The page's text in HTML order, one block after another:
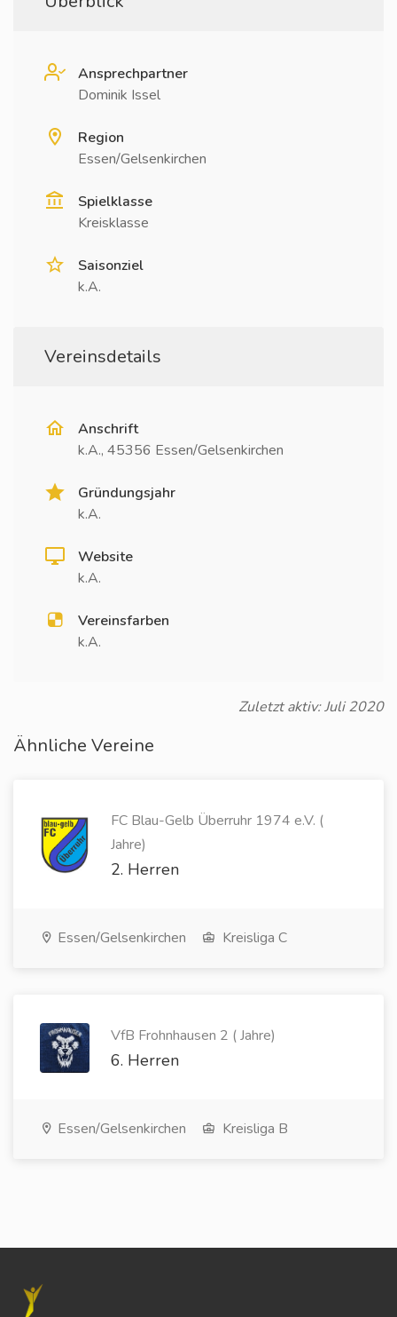
Ansprechpartner
Dominik Issel
Region
Essen/Gelsenkirchen
Spielklasse
Kreisklasse
Saisonziel
k.A.
Vereinsdetails
Anschrift
k.A., 45356 Essen/Gelsenkirchen
Gründungsjahr
k.A.
Website
k.A.
Vereinsfarben
k.A.
Zuletzt aktiv: Juli 2020
Ähnliche Vereine
FC Blau-Gelb Überruhr 1974 e.V. (
Jahre)
2. Herren
Essen/Gelsenkirchen Kreisliga C
VfB Frohnhausen 2 ( Jahre)
6. Herren
Essen/Gelsenkirchen Kreisliga B